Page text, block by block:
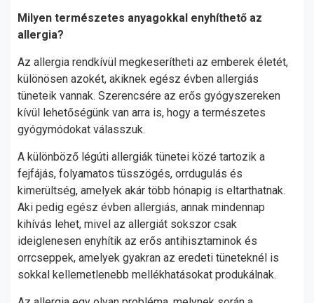
Milyen természetes anyagokkal enyhíthető az
allergia?
Az allergia rendkívül megkeserítheti az emberek életét,
különösen azokét, akiknek egész évben allergiás
tüneteik vannak. Szerencsére az erős gyógyszereken
kívül lehetőségünk van arra is, hogy a természetes
gyógymódokat válasszuk.
A különböző légúti allergiák tünetei közé tartozik a
fejfájás, folyamatos tüsszögés, orrdugulás és
kimerültség, amelyek akár több hónapig is eltarthatnak.
Aki pedig egész évben allergiás, annak mindennap
kihívás lehet, mivel az allergiát sokszor csak
ideiglenesen enyhítik az erős antihisztaminok és
orrcseppek, amelyek gyakran az eredeti tüneteknél is
sokkal kellemetlenebb mellékhatásokat produkálnak.